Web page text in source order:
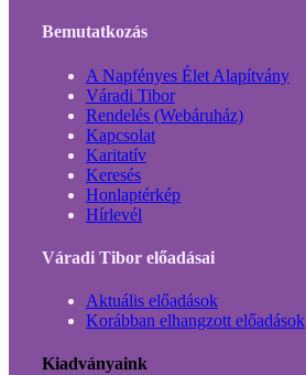
Bemutatkozás
A Napfényes Élet Alapítvány
Váradi Tibor
Rendelés (Webáruház)
Kapcsolat
Karitatív
Keresés
Honlaptérkép
Hírlevél
Váradi Tibor előadásai
Aktuális előadások
Korábban elhangzott előadások
Kiadványaink